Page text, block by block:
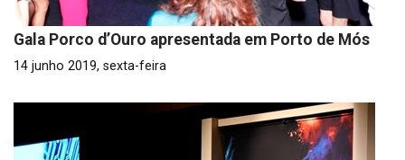
Gala Porco d’Ouro apresentada em Porto de Mós
14 junho 2019, sexta-feira